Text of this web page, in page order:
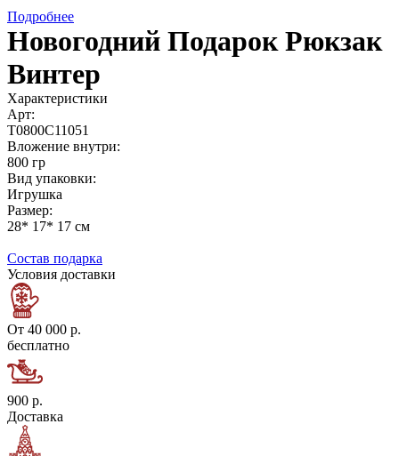
Подробнее
Новогодний Подарок Рюкзак
Винтер
Характеристики
Арт:
Т0800С11051
Вложение внутри:
800 гр
Вид упаковки:
Игрушка
Размер:
28* 17* 17 см
Состав подарка
Условия доставки
От 40 000 р.
бесплатно
900 р.
Доставка